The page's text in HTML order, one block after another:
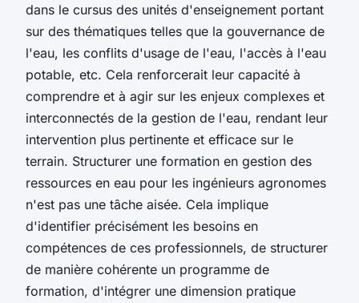
dans le cursus des unités d'enseignement portant
sur des thématiques telles que la gouvernance de
l'eau, les conflits d'usage de l'eau, l'accès à l'eau
potable, etc. Cela renforcerait leur capacité à
comprendre et à agir sur les enjeux complexes et
interconnectés de la gestion de l'eau, rendant leur
intervention plus pertinente et efficace sur le
terrain. Structurer une formation en gestion des
ressources en eau pour les ingénieurs agronomes
n'est pas une tâche aisée. Cela implique
d'identifier précisément les besoins en
compétences de ces professionnels, de structurer
de manière cohérente un programme de
formation, d'intégrer une dimension pratique